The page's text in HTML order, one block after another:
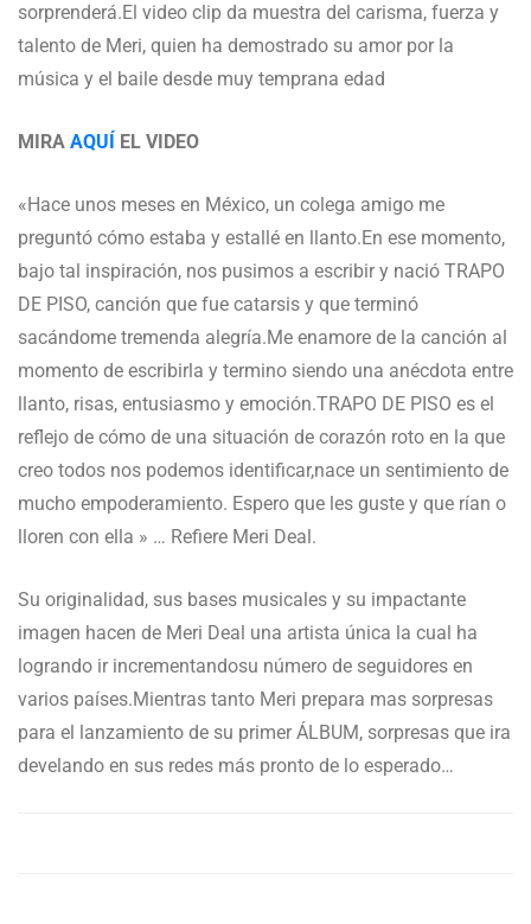
sorprenderá.El video clip da muestra del carisma, fuerza y
talento de Meri, quien ha demostrado su amor por la
música y el baile desde muy temprana edad
MIRA AQUÍ EL VIDEO
«Hace unos meses en México, un colega amigo me
preguntó cómo estaba y estallé en llanto.En ese momento,
bajo tal inspiración, nos pusimos a escribir y nació TRAPO
DE PISO, canción que fue catarsis y que terminó
sacándome tremenda alegría.Me enamore de la canción al
momento de escribirla y termino siendo una anécdota entre
llanto, risas, entusiasmo y emoción.TRAPO DE PISO es el
reflejo de cómo de una situación de corazón roto en la que
creo todos nos podemos identificar,nace un sentimiento de
mucho empoderamiento. Espero que les guste y que rían o
lloren con ella » … Refiere Meri Deal.
Su originalidad, sus bases musicales y su impactante
imagen hacen de Meri Deal una artista única la cual ha
logrando ir incrementandosu número de seguidores en
varios países.Mientras tanto Meri prepara mas sorpresas
para el lanzamiento de su primer ÁLBUM, sorpresas que ira
develando en sus redes más pronto de lo esperado…